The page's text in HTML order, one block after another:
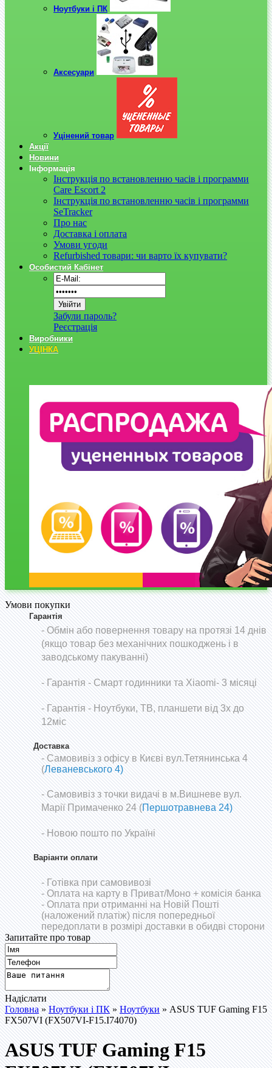
Ноутбуки і ПК
Аксесуари
Уцінений товар
Акції
Новини
Інформація
Інструкція по встановленню часів і программи
Care Escort 2
Інструкція по встановленню часів і программи
SeTracker
Про нас
Доставка і оплата
Умови угоди
Refurbished товари: чи варто їх купувати?
Особистий Кабінет
Забули пароль?
Реєстрація
Виробники
УЦІНКА
Умови покупки
Гарантія
- Обмін або повернення товару на протязі 14 днів
(якщо товар без механічних пошкоджень і в
заводському пакуванні)
-Гарантія - Смарт годинники та Xiaomi- 3 місяці
- Гарантія - Ноутбуки, ТВ, планшети від 3х до
12міс
Доставка
- Самовивіз з офісу в Києві вул.Тетянинська 4
(Леваневського 4)
- Самовивіз з точки видачі в м.Вишневе вул.
Марії Примаченко 24 (Першотравнева 24)
- Новою пошто по Україні
Варіанти оплати
- Готівка при самовивозі
- Оплата на карту в Приват/Моно+ комісія банка
- Оплата при отриманні на Новій Пошті
(наложений платіж) після попередньої
передоплати в розмірі доставки в обидві сторони
Запитайте про товар
Надіслати
Головна»Ноутбуки і ПК»Ноутбуки» ASUS TUF Gaming F15
FX507VI (FX507VI-F15.I74070)
ASUS TUF Gaming F15